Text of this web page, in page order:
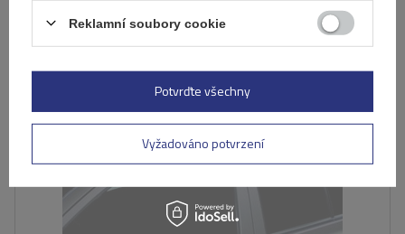
Reklamní soubory cookie
Vyžadováno potvrzení
Potvrďte všechny